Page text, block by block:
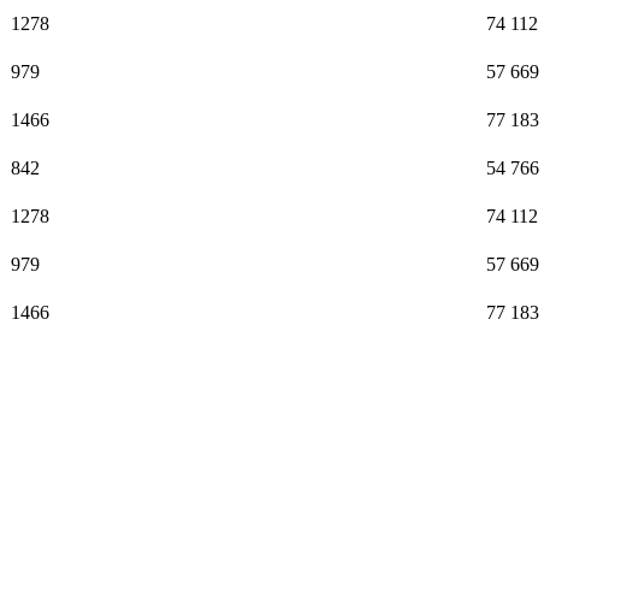
1278
74 112
979
57 669
1466
77 183
842
54 766
1278
74 112
979
57 669
1466 77 183